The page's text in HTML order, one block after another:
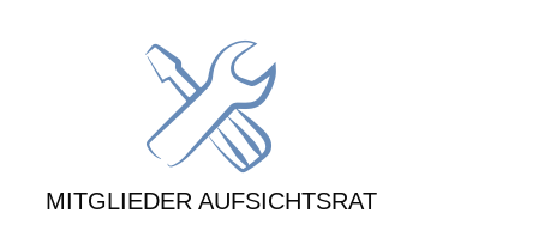
MITGLIEDER AUFSICHTSRAT